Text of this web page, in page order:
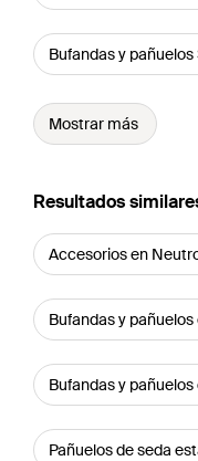
Bufandas y
Mostrar más
Resultados
Accesorios en
Bufandas y
Bufandas y
Pañuelos de seda